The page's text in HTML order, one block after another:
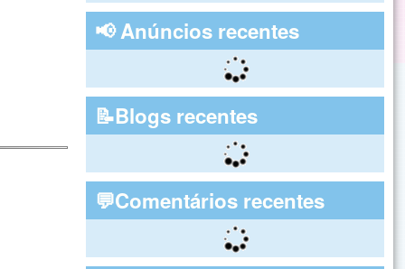
📢 Anúncios recentes
📝Blogs recentes
💬Comentários recentes